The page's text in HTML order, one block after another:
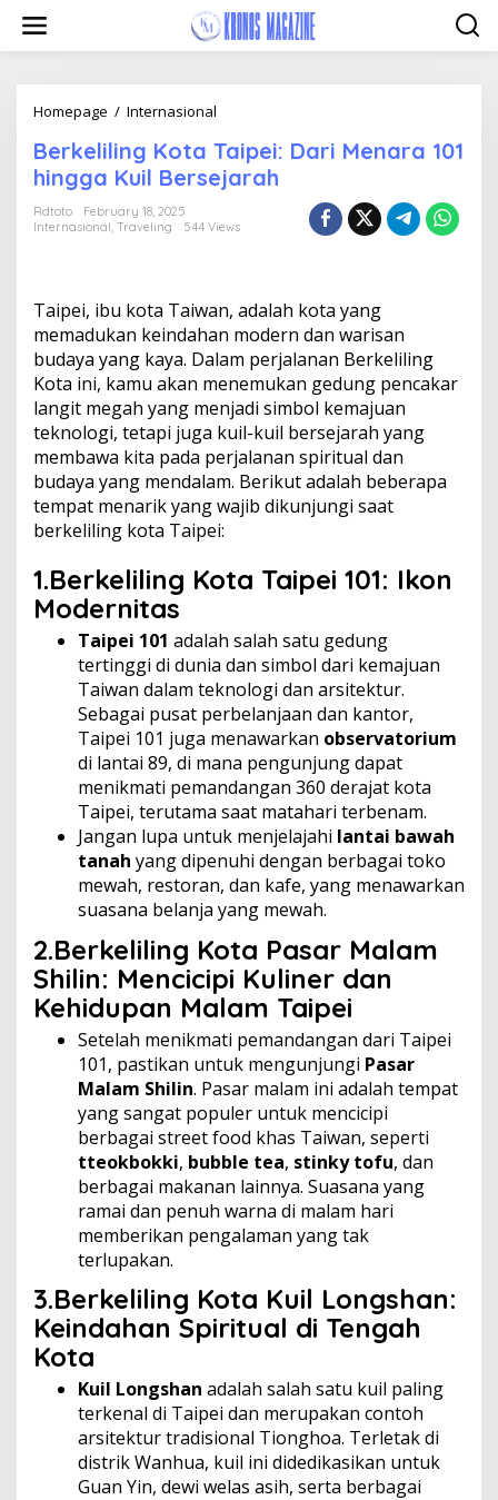
content
Homepage / Internasional
Taipei:
Dari
Menara
hingga
Berkeliling Kota Taipei: Dari Menara 101
hingga Kuil Bersejarah
Rdtoto
February 18, 2025
Internasional, Traveling 544 Views
Taipei, ibu kota Taiwan, adalah kota yang
memadukan keindahan modern dan warisan
budaya yang kaya. Dalam perjalanan Berkeliling
Kota ini, kamu akan menemukan gedung pencakar
langit megah yang menjadi simbol kemajuan
teknologi, tetapi juga kuil-kuil bersejarah yang
membawa kita pada perjalanan spiritual dan
budaya yang mendalam. Berikut adalah beberapa
tempat menarik yang wajib dikunjungi saat
berkeliling kota Taipei:
1.Berkeliling Kota Taipei 101: Ikon
Modernitas
Taipei 101 adalah salah satu gedung
tertinggi di dunia dan simbol dari kemajuan
Taiwan dalam teknologi dan arsitektur.
Sebagai pusat perbelanjaan dan kantor,
Taipei 101 juga menawarkan observatorium
di lantai 89, di mana pengunjung dapat
menikmati pemandangan 360 derajat kota
Taipei, terutama saat matahari terbenam.
Jangan lupa untuk menjelajahi lantai bawah
tanah yang dipenuhi dengan berbagai toko
mewah, restoran, dan kafe, yang menawarkan
suasana belanja yang mewah.
2.Berkeliling Kota Pasar Malam
Shilin: Mencicipi Kuliner dan
Kehidupan Malam Taipei
Setelah menikmati pemandangan dari Taipei
101, pastikan untuk mengunjungi Pasar
Malam Shilin. Pasar malam ini adalah tempat
yang sangat populer untuk mencicipi
berbagai street food khas Taiwan, seperti
tteokbokki, bubble tea, stinky tofu, dan
berbagai makanan lainnya. Suasana yang
ramai dan penuh warna di malam hari
memberikan pengalaman yang tak
terlupakan.
3.Berkeliling Kota Kuil Longshan:
Keindahan Spiritual di Tengah
Kota
Kuil Longshan adalah salah satu kuil paling
terkenal di Taipei dan merupakan contoh
arsitektur tradisional Tionghoa. Terletak di
distrik Wanhua, kuil ini didedikasikan untuk
Guan Yin, dewi welas asih, serta berbagai